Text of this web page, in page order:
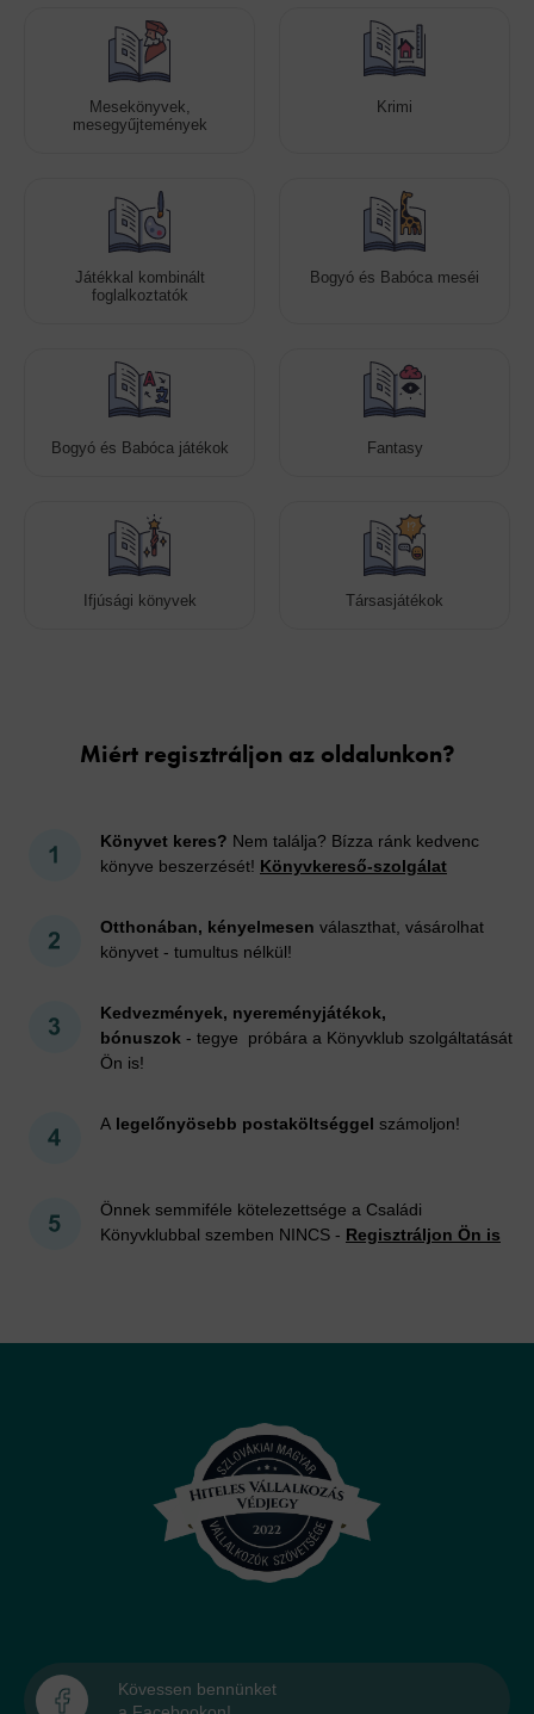
Mesekönyvek,
mesegyűjtemények
Krimi
Játékkal kombinált
foglalkoztatók
Bogyó és Babóca meséi
Bogyó és Babóca játékok Fantasy
Ifjúsági könyvek Társasjátékok
Miért regisztráljon az oldalunkon?
Könyvet keres? Nem találja? Bízza ránk kedvenc
könyve beszerzését! Könyvkereső-szolgálat
Otthonában, kényelmesen választhat, vásárolhat
könyvet - tumultus nélkül!
Kedvezmények, nyereményjátékok,
bónuszok - tegye próbára a Könyvklub szolgáltatását
Ön is!
A legelőnyösebb postaköltséggel számoljon!
Önnek semmiféle kötelezettsége a Családi
Könyvklubbal szemben NINCS - Regisztráljon Ön is
Kövessen bennünket